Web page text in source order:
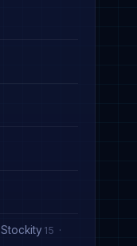
Stockity 15